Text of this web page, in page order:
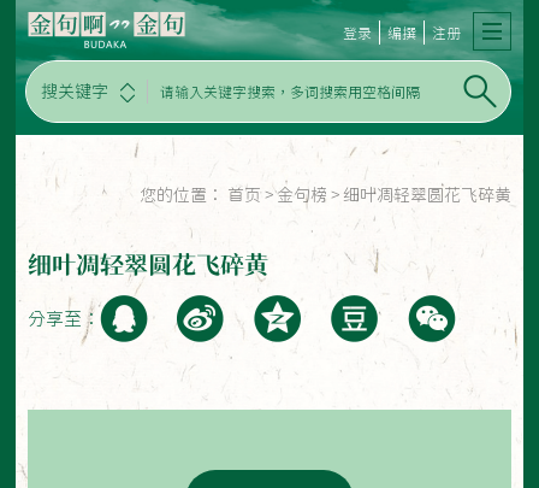
搜关键字
登录 编撰 注册
您的位置： 首页 > 金句榜 > 细叶凋轻翠圆花飞碎黄
细叶凋轻翠圆花飞碎黄
分享至：